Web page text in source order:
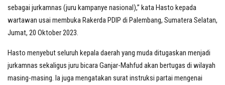
sebagai jurkamnas (juru kampanye nasional),” kata Hasto kepada
wartawan usai membuka Rakerda PDIP di Palembang, Sumatera Selatan,
Jumat, 20 Oktober 2023.
Hasto menyebut seluruh kepala daerah yang muda ditugaskan menjadi
jurkamnas sekaligus juru bicara Ganjar-Mahfud akan bertugas di wilayah
masing-masing. Ia juga mengatakan surat instruksi partai mengenai